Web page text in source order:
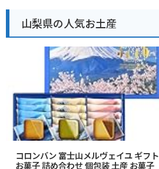
山梨県の人気お土産
コロンバン 富士山メルヴェイユ ギフト
お菓子 詰め合わせ 個包装 土産 お菓子